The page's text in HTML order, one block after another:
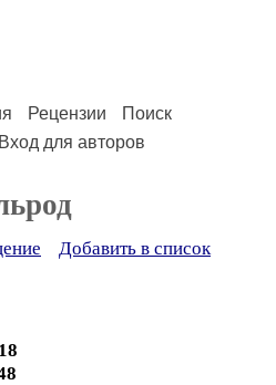
Рецензии
Поиск
Вход для авторов
Добавить в список